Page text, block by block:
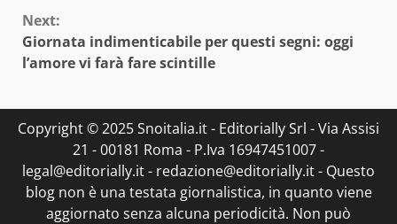
Next:
Giornata indimenticabile per questi segni: oggi
l’amore vi farà fare scintille
Copyright © 2025 Snoitalia.it - Editorially Srl - Via Assisi
21 - 00181 Roma - P.Iva 16947451007 -
legal@editorially.it - redazione@editorially.it - Questo
blog non è una testata giornalistica, in quanto viene
aggiornato senza alcuna periodicità. Non può